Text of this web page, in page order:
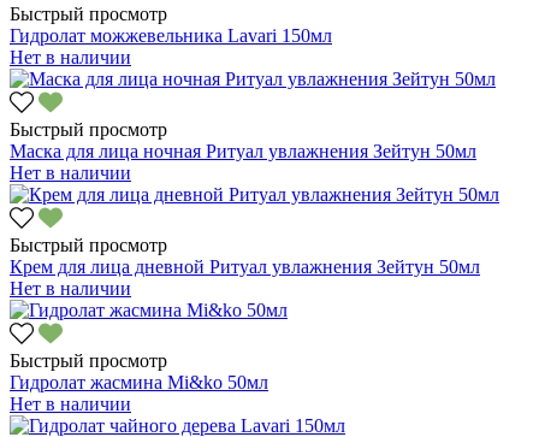
Быстрый просмотр
Гидролат можжевельника Lavari 150мл
Нет в наличии
Быстрый просмотр
Маска для лица ночная Ритуал увлажнения Зейтун 50мл
Нет в наличии
Быстрый просмотр
Крем для лица дневной Ритуал увлажнения Зейтун 50мл
Нет в наличии
Быстрый просмотр
Гидролат жасмина Mi&ko 50мл
Нет в наличии